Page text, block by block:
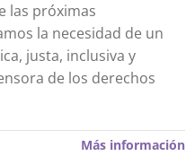
las próximas
la necesidad de un
justa, inclusiva y
de los derechos
Más información